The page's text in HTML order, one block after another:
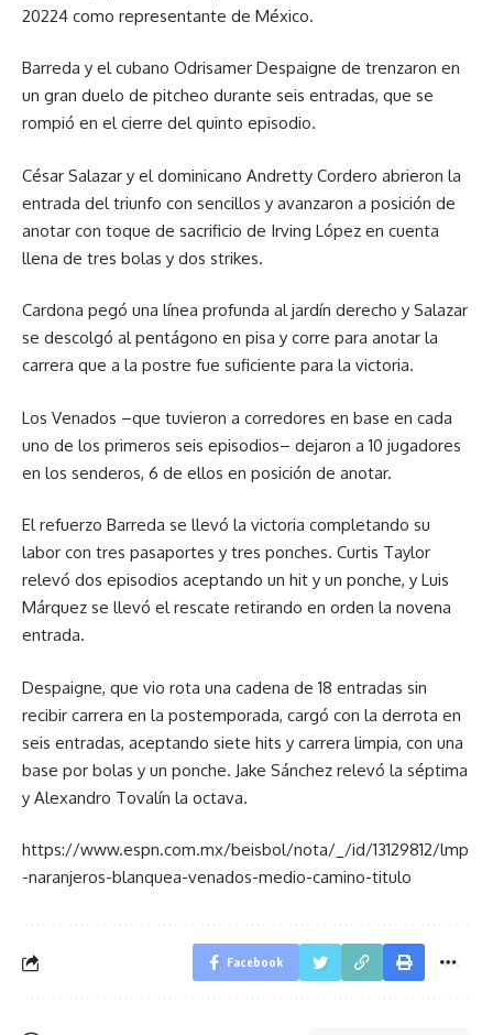
20224 como representante de México.
Barreda y el cubano Odrisamer Despaigne de trenzaron en
un gran duelo de pitcheo durante seis entradas, que se
rompió en el cierre del quinto episodio.
César Salazar y el dominicano Andretty Cordero abrieron la
entrada del triunfo con sencillos y avanzaron a posición de
anotar con toque de sacrificio de Irving López en cuenta
llena de tres bolas y dos strikes.
Cardona pegó una línea profunda al jardín derecho y Salazar
se descolgó al pentágono en pisa y corre para anotar la
carrera que a la postre fue suficiente para la victoria.
Los Venados –que tuvieron a corredores en base en cada
uno de los primeros seis episodios– dejaron a 10 jugadores
en los senderos, 6 de ellos en posición de anotar.
El refuerzo Barreda se llevó la victoria completando su
labor con tres pasaportes y tres ponches. Curtis Taylor
relevó dos episodios aceptando un hit y un ponche, y Luis
Márquez se llevó el rescate retirando en orden la novena
entrada.
Despaigne, que vio rota una cadena de 18 entradas sin
recibir carrera en la postemporada, cargó con la derrota en
seis entradas, aceptando siete hits y carrera limpia, con una
base por bolas y un ponche. Jake Sánchez relevó la séptima
y Alexandro Tovalín la octava.
https://www.espn.com.mx/beisbol/nota/_/id/13129812/lmp
-naranjeros-blanquea-venados-medio-camino-titulo
Facebook